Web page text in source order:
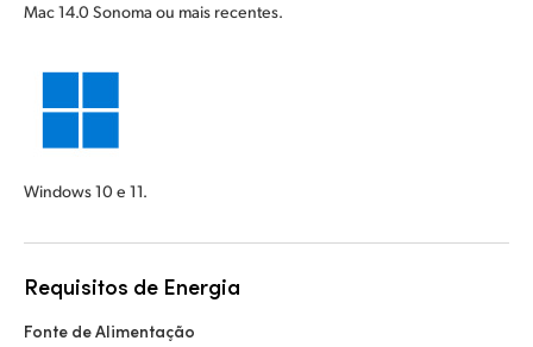
Mac 14.0 Sonoma ou mais recentes.
Windows 10 e 11.
Requisitos de Energia
Fonte de Alimentação